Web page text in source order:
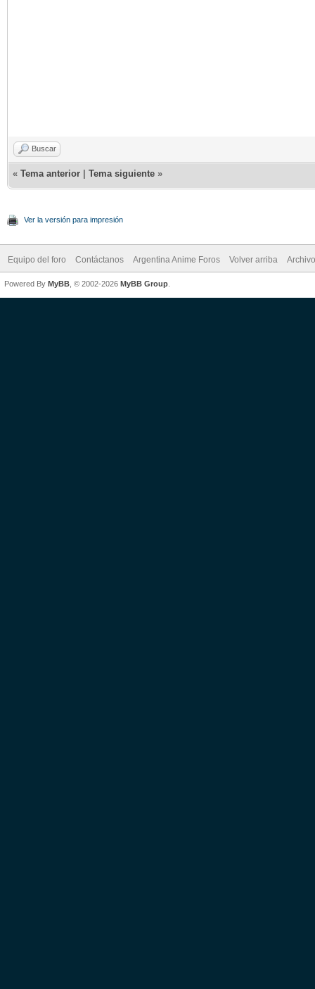
Buscar
« Tema anterior Tema siguiente »
Ver la versión para impresión
Equipo del foro Contáctanos Argentina Anime Foros Volver arriba
Powered By MyBB , © 2002-2026 MyBB Group